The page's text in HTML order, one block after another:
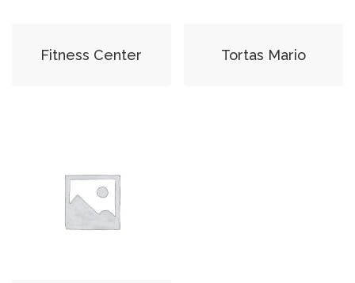
Fitness Center Tortas Mario